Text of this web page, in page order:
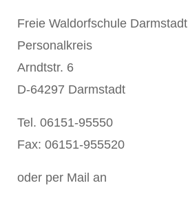
Freie Waldorfschule Darmstadt
Personalkreis
Arndtstr. 6
D-64297 Darmstadt
Tel. 06151-95550
Fax: 06151-955520
oder per Mail an